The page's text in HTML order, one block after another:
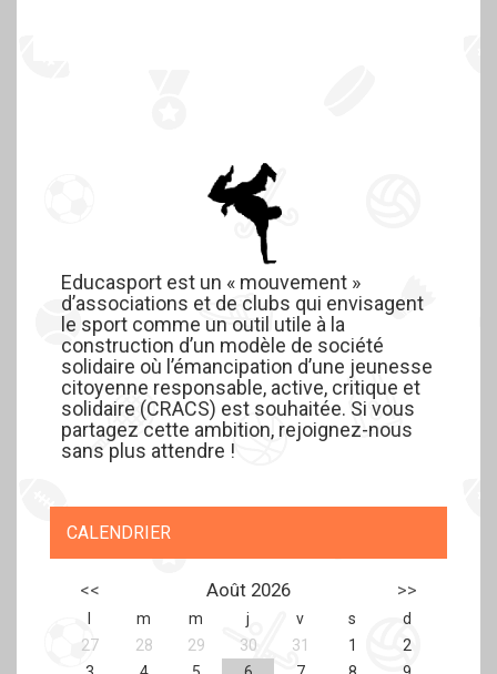
Educasport est un « mouvement »
d’associations et de clubs qui envisagent
le sport comme un outil utile à la
construction d’un modèle de société
solidaire où l’émancipation d’une jeunesse
citoyenne responsable, active, critique et
solidaire (CRACS) est souhaitée. Si vous
partagez cette ambition, rejoignez-nous
sans plus attendre !
CALENDRIER
<< Août 2026 >>
m m j v s
d
27
28 29 30 31 1
2